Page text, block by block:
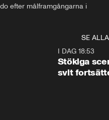
efter målframgångarna i
SE ALLA
I DAG 18:53
Stökiga
svit